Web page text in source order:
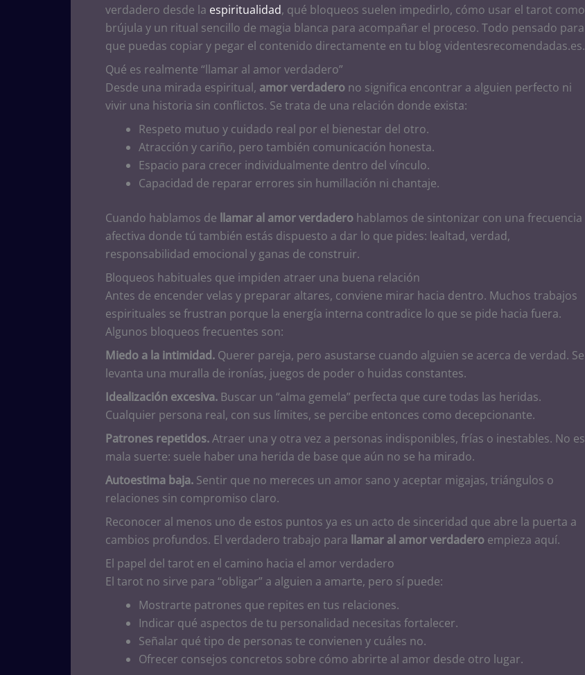
verdadero desde la espiritualidad, qué bloqueos suelen impedirlo, cómo usar el tarot como
brújula y un ritual sencillo de magia blanca para acompañar el proceso. Todo pensado para
que puedas copiar y pegar el contenido directamente en tu blog videntesrecomendadas.es.
Qué es realmente “llamar al amor verdadero”
Desde una mirada espiritual, amor verdadero no significa encontrar a alguien perfecto ni
vivir una historia sin conflictos. Se trata de una relación donde exista:
Respeto mutuo y cuidado real por el bienestar del otro.
Atracción y cariño, pero también comunicación honesta.
Espacio para crecer individualmente dentro del vínculo.
Capacidad de reparar errores sin humillación ni chantaje.
Cuando hablamos de llamar al amor verdadero hablamos de sintonizar con una frecuencia
afectiva donde tú también estás dispuesto a dar lo que pides: lealtad, verdad,
responsabilidad emocional y ganas de construir.
Bloqueos habituales que impiden atraer una buena relación
Antes de encender velas y preparar altares, conviene mirar hacia dentro. Muchos trabajos
espirituales se frustran porque la energía interna contradice lo que se pide hacia fuera.
Algunos bloqueos frecuentes son:
Miedo a la intimidad. Querer pareja, pero asustarse cuando alguien se acerca de verdad. Se
levanta una muralla de ironías, juegos de poder o huidas constantes.
Idealización excesiva. Buscar un “alma gemela” perfecta que cure todas las heridas.
Cualquier persona real, con sus límites, se percibe entonces como decepcionante.
Patrones repetidos.Atraer una y otra vez a personas indisponibles, frías o inestables. No es
mala suerte: suele haber una herida de base que aún no se ha mirado.
Autoestima baja. Sentir que no mereces un amor sano y aceptar migajas, triángulos o
relaciones sin compromiso claro.
Reconocer al menos uno de estos puntos ya es un acto de sinceridad que abre la puerta a
cambios profundos. El verdadero trabajo para
llamar al amor verdadero empieza aquí.
El papel del tarot en el camino hacia el amor verdadero
El tarot no sirve para “obligar” a alguien a amarte, pero sí puede:
Mostrarte patrones que repites en tus relaciones.
Indicar qué aspectos de tu personalidad necesitas fortalecer.
Señalar qué tipo de personas te convienen y cuáles no.
Ofrecer consejos concretos sobre cómo abrirte al amor desde otro lugar.